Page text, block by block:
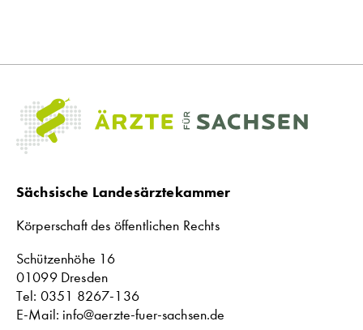
Sächsische Landesärztekammer
Körperschaft des öffentlichen Rechts
Schützenhöhe 16
01099 Dresden
Tel: 0351 8267-136
E-Mail: info@aerzte-fuer-sachsen.de